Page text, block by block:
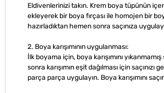
Eldivenlerinizi takın. Krem boya tüpünün
ekleyerek bir boya fırçası ile homojen bir
hazırladıktan hemen sonra saçınıza
2. Boya karışımının uygulanması:
İlk boyama için, boya karışımını
sonra karışımın eşit dağılması için
parça parça uygulayın. Boya karışımını